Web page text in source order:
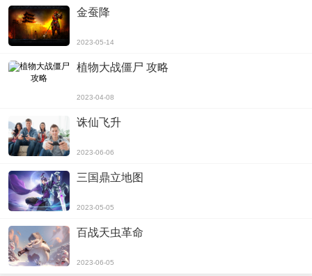
金蚕降
2023-05-14
植物大战僵尸 攻略
2023-04-08
诛仙飞升
2023-06-06
三国鼎立地图
2023-05-05
百战天虫革命
2023-06-05